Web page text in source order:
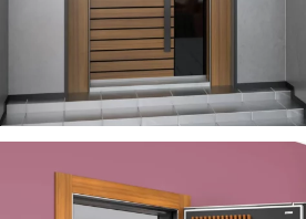
ÇELIK KAPI